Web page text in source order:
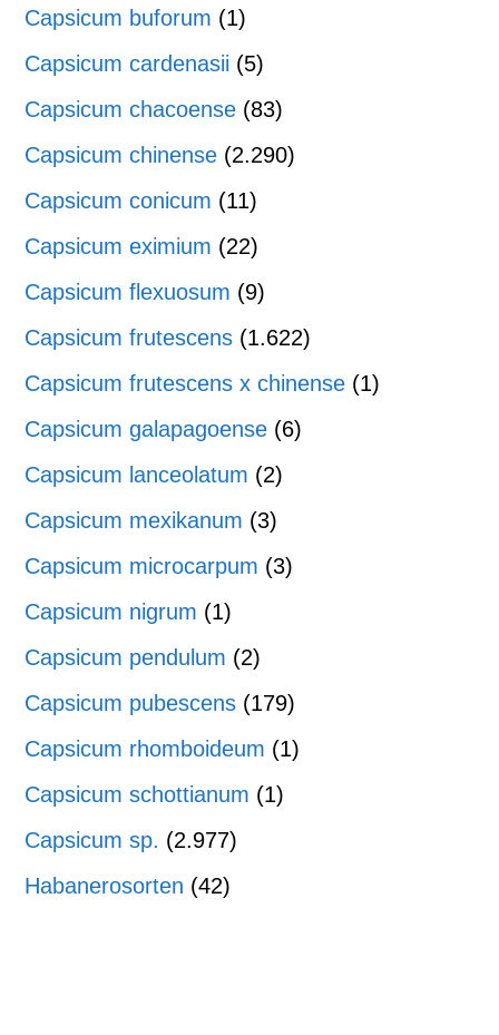
Capsicum buforum (1)
Capsicum cardenasii (5)
Capsicum chacoense (83)
Capsicum chinense (2.290)
Capsicum conicum (11)
Capsicum eximium (22)
Capsicum flexuosum (9)
Capsicum frutescens (1.622)
Capsicum frutescens x chinense (1)
Capsicum galapagoense (6)
Capsicum lanceolatum (2)
Capsicum mexikanum (3)
Capsicum microcarpum (3)
Capsicum nigrum (1)
Capsicum pendulum (2)
Capsicum pubescens (179)
Capsicum rhomboideum (1)
Capsicum schottianum (1)
Capsicum sp. (2.977)
Habanerosorten (42)